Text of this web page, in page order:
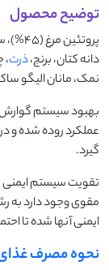
توضیح محصول
دانه کتان، برنج،ذرت
نمک، مانان الیگو
بهبود سیستم گوارش:
عملکرد روده شده و
گیرد.
تقویت سیستم ایمنی
مقوی وجود دارد به
ایمنی آنها شده تا
نحوه مصرف